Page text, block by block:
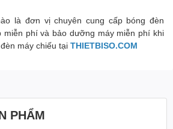
là đơn vị chuyên cung cấp bóng đèn
miễn phí và bảo dưỡng máy miễn phí khi
máy chiếu tại THIETBISO.COM
PHẨM